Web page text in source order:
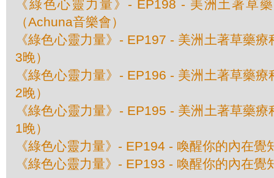
《綠色心靈力量》- EP198 - 美洲土著草
（Achuna音樂會）
《綠色心靈力量》- EP197 - 美洲土著草藥
3晚）
《綠色心靈力量》- EP196 - 美洲土著草藥
2晚）
《綠色心靈力量》- EP195 - 美洲土著草藥
1晚）
《綠色心靈力量》- EP194 - 喚醒你的內在覺
《綠色心靈力量》- EP193 - 喚醒你的內在覺